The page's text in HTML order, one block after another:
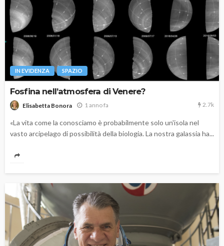
IN EVIDENZA SPAZIO
Fosfina nell’atmosfera di Venere?
Elisabetta Bonora 1 anno fa 2.7k
«La vita come la conosciamo è probabilmente solo un'isola nel
vasto arcipelago di possibilità della biologia. La nostra galassia ha...